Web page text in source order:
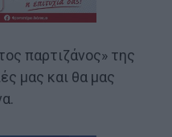
παρτιζάνος» της
μας και θα μας